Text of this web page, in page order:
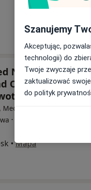
Niepubliczny
Opieki
Medycyna
·
• Mapa
Szanujemy
Akceptując,
technologii) do
Twoje zwyczaje
zaktualizować
do polityk